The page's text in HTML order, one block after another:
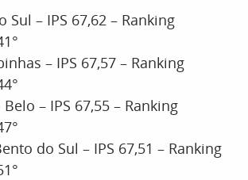
Sul – IPS 67,62 – Ranking
– IPS 67,57 – Ranking
– IPS 67,55 – Ranking
do Sul – IPS 67,51 – Ranking